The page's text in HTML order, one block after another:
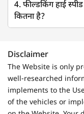
4. फील्डकिंग हाई
कितना है?
Disclaimer
The Website is only
well-researched
implements to the
of the vehicles or